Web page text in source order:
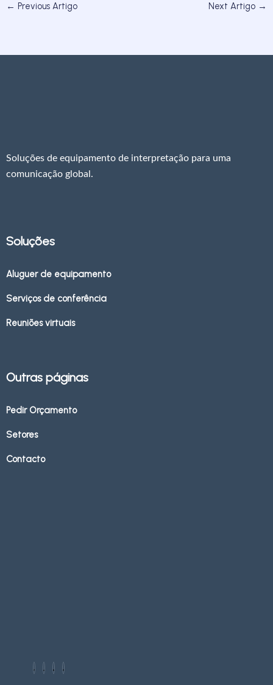
← Previous Artigo Next Artigo →
Soluções de equipamento de interpretação para uma
comunicação global.
Soluções
Aluguer de equipamento
Serviços de conferência
Reuniões virtuais
Outras páginas
Pedir Orçamento
Setores
Contacto